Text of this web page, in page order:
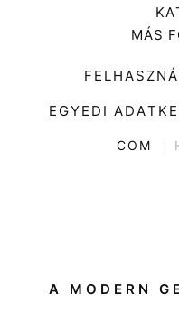
MÁS
EGYEDI
COM
A MODERN